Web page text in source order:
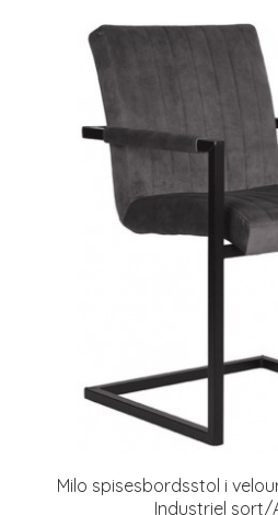
Milo spisesbordsstol i
Industriel sort/